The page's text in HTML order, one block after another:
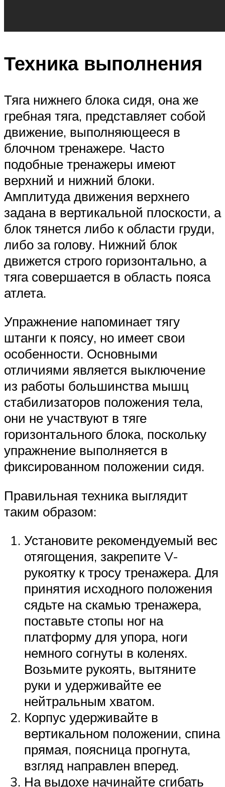
Техника выполнения
Тяга нижнего блока сидя, она же
гребная тяга, представляет собой
движение, выполняющееся в
блочном тренажере. Часто
подобные тренажеры имеют
верхний и нижний блоки.
Амплитуда движения верхнего
задана в вертикальной плоскости, а
блок тянется либо к области груди,
либо за голову. Нижний блок
движется строго горизонтально, а
тяга совершается в область пояса
атлета.
Упражнение напоминает тягу
штанги к поясу, но имеет свои
особенности. Основными
отличиями является выключение
из работы большинства мышц
стабилизаторов положения тела,
они не участвуют в тяге
горизонтального блока, поскольку
упражнение выполняется в
фиксированном положении сидя.
Правильная техника выглядит
таким образом:
Установите рекомендуемый вес
отягощения, закрепите V-
рукоятку к тросу тренажера. Для
принятия исходного положения
сядьте на скамью тренажера,
поставьте стопы ног на
платформу для упора, ноги
немного согнуты в коленях.
Возьмите рукоять, вытяните
руки и удерживайте ее
нейтральным хватом.
Корпус удерживайте в
вертикальном положении, спина
прямая, поясница прогнута,
взгляд направлен вперед.
На выдохе начинайте сгибать